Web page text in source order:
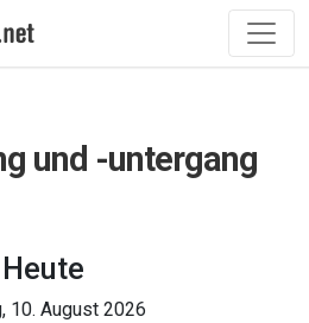
und -untergang
Heute
10. August 2026